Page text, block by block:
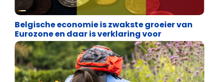
Binnenland politiek
Belgische economie is zwakste groeier van
Eurozone en daar is verklaring voor